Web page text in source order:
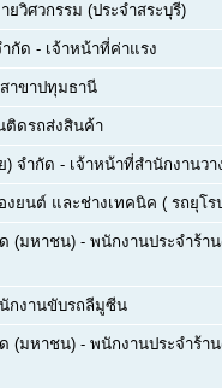
ยวิศวกรรม (ประจำสระบุรี)
กัด - เจ้าหน้าที่ค่าแรง
าขาปทุมธานี
ติดรถส่งสินค้า
) จำกัด - เจ้าหน้าที่สำนักงานวา
งยนต์ และช่างเทคนิค ( รถยุโ
(มหาชน) - พนักงานประจำร้า
กงานขับรถลีมูซีน
(มหาชน) - พนักงานประจำร้า